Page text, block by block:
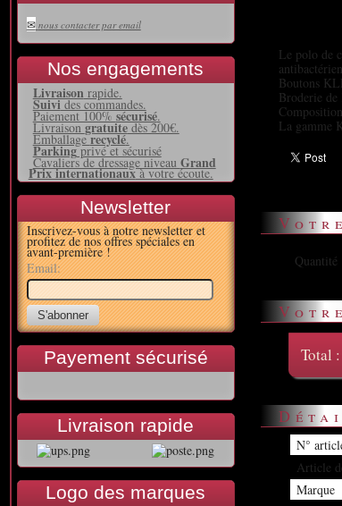
Le polo de
Boutons
Broderie de
La gamme
Quantité :
Total :
N°
Article
Marque
✉ nous contacter par email
Nos engagements
Livraison rapide.
Suivides commandes.
Paiement 100%sécurisé.
Livraisongratuitedès 200€.
Emballagerecyclé.
Parkingprivé et sécurisé
Cavaliers de dressage niveau Grand
Prix internationauxà votre écoute.
Newsletter
Inscrivez-vous à notre newsletter et
profitez de nos offres spéciales en
avant-première !
Email:
Payement sécurisé
Livraison rapide
Logo des marques